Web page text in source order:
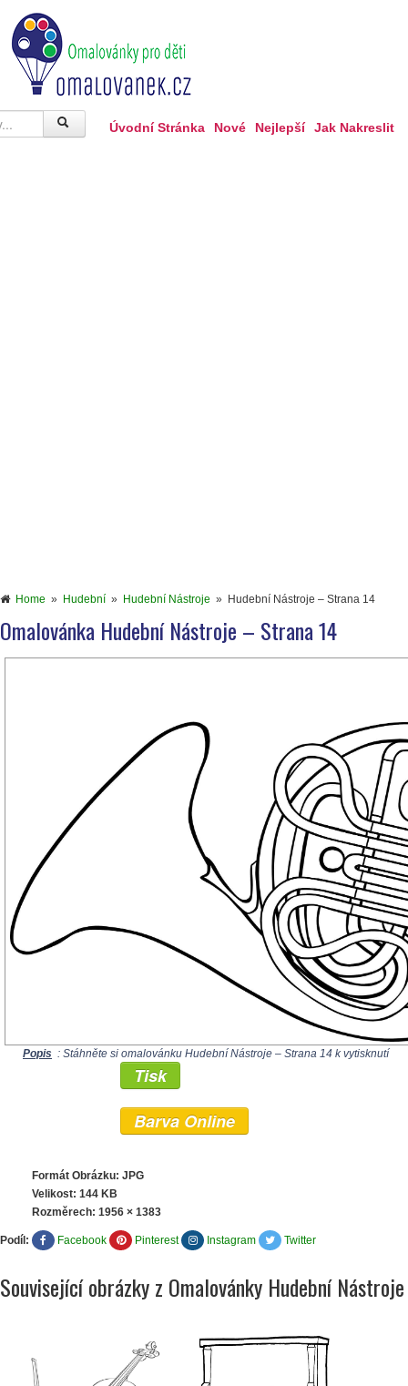
Úvodní Stránka Nové Nejlepší Jak Nakreslit
Home » Hudební » Hudební Nástroje » Hudební Nástroje – Strana 14
Omalovánka Hudební Nástroje – Strana 14
Popis : Stáhněte si omalovánku Hudební Nástroje – Strana 14 k vytisknutí
Tisk
Barva Online
Formát Obrázku: JPG
Velikost: 144 KB
Rozměrech: 1956 × 1383
Podíl: Facebook Pinterest Instagram Twitter
Související obrázky z Omalovánky Hudební Nástroje